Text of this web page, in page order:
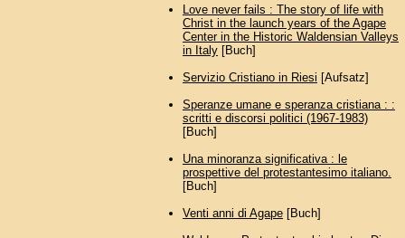
Love never fails : The story of life with
Christ in the launch years of the Agape
Center in the Historic Waldensian Valleys
in Italy[Buch]
Servizio Cristiano in Riesi [Aufsatz]
Speranze umane e speranza cristiana : :
scritti e discorsi politici (1967-1983)
[Buch]
Una minoranza significativa : le
prospettive del protestantesimo italiano.
[Buch]
Venti anni di Agape[Buch]